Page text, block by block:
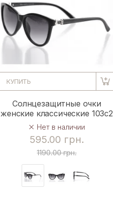
КУПИТЬ
Солнцезащитные очки
женские классические 103c2
Нет в наличии
595.00 грн.
1190.00 грн.